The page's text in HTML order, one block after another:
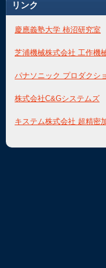
リンク
慶應義塾大学 柿沼研究室
芝浦機械株式会社 工作機
パナソニック プロダクシ
株式会社C&Gシステムズ
キステム株式会社 超精密